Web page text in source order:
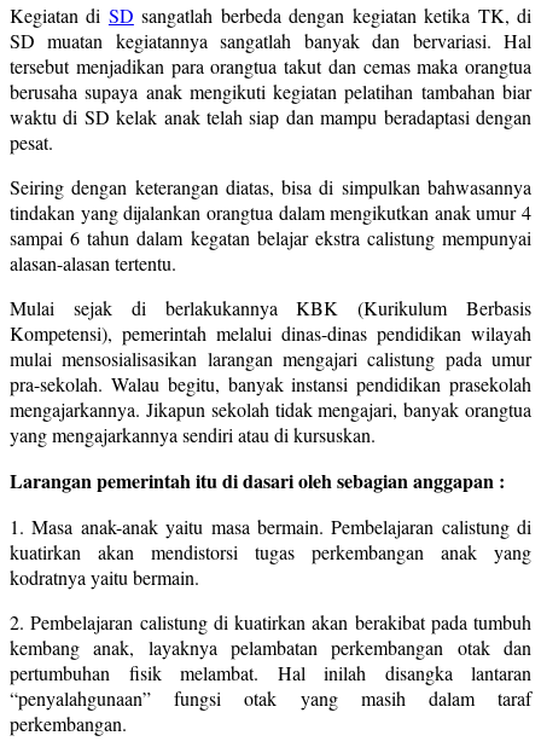
Kegiatan di SD sangatlah berbeda dengan kegiatan ketika TK, di
SD muatan kegiatannya sangatlah banyak dan bervariasi. Hal
tersebut menjadikan para orangtua takut dan cemas maka orangtua
berusaha supaya anak mengikuti kegiatan pelatihan tambahan biar
waktu di SD kelak anak telah siap dan mampu beradaptasi dengan
pesat.
Seiring dengan keterangan diatas, bisa di simpulkan bahwasannya
tindakan yang dijalankan orangtua dalam mengikutkan anak umur 4
sampai 6 tahun dalam kegatan belajar ekstra calistung mempunyai
alasan-alasan tertentu.
Mulai sejak di berlakukannya KBK (Kurikulum Berbasis
Kompetensi), pemerintah melalui dinas-dinas pendidikan wilayah
mulai mensosialisasikan larangan mengajari calistung pada umur
pra-sekolah. Walau begitu, banyak instansi pendidikan prasekolah
mengajarkannya. Jikapun sekolah tidak mengajari, banyak orangtua
yang mengajarkannya sendiri atau di kursuskan.
Larangan pemerintah itu di dasari oleh sebagian anggapan :
1. Masa anak-anak yaitu masa bermain. Pembelajaran calistung di
kuatirkan akan mendistorsi tugas perkembangan anak yang
kodratnya yaitu bermain.
2. Pembelajaran calistung di kuatirkan akan berakibat pada tumbuh
kembang anak, layaknya pelambatan perkembangan otak dan
pertumbuhan fisik melambat. Hal inilah disangka lantaran
“penyalahgunaan” fungsi otak yang masih dalam taraf
perkembangan.